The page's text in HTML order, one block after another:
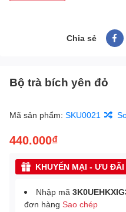
Chia sẻ
Bộ trà bích yên đỏ
Mã sản phẩm: SKU0021
440.000₫
KHUYẾN MẠI - ƯU ĐÃI
Nhập mã
đơn hàng Sao chép